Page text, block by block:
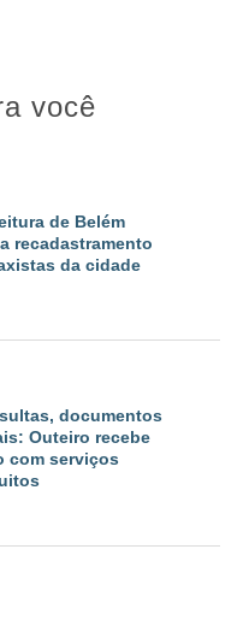
você
de Belém
recadastramento
da cidade
documentos
Outeiro recebe
com serviços